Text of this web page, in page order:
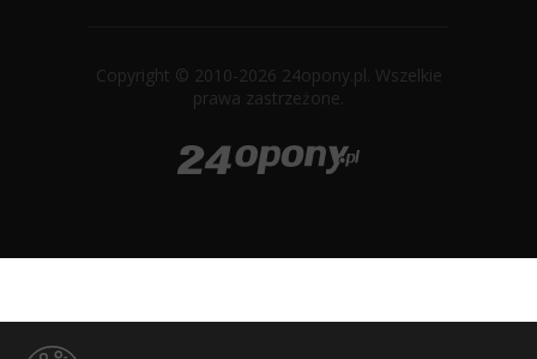
Copyright © 2010-2026 24opony.pl. Wszelkie
prawa zastrzeżone.